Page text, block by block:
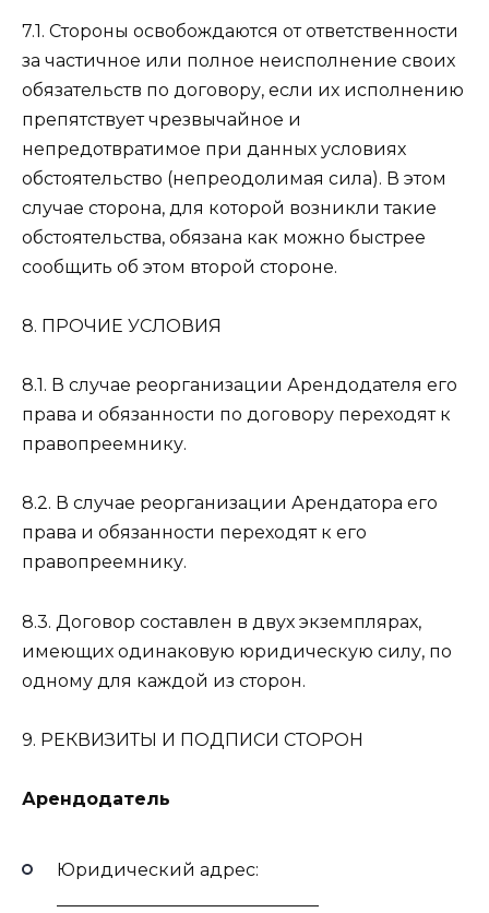
7.1. Стороны освобождаются от ответственности
за частичное или полное неисполнение своих
обязательств по договору, если их исполнению
препятствует чрезвычайное и
непредотвратимое при данных условиях
обстоятельство (непреодолимая сила). В этом
случае сторона, для которой возникли такие
обстоятельства, обязана как можно быстрее
сообщить об этом второй стороне.
8. ПРОЧИЕ УСЛОВИЯ
8.1. В случае реорганизации Арендодателя его
права и обязанности по договору переходят к
правопреемнику.
8.2. В случае реорганизации Арендатора его
права и обязанности переходят к его
правопреемнику.
8.3. Договор составлен в двух экземплярах,
имеющих одинаковую юридическую силу, по
одному для каждой из сторон.
9. РЕКВИЗИТЫ И ПОДПИСИ СТОРОН
Арендодатель
Юридический адрес: